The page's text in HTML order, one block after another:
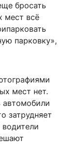
бросать
мест всё
парковку»,
мест нет.
автомобили
затрудняет